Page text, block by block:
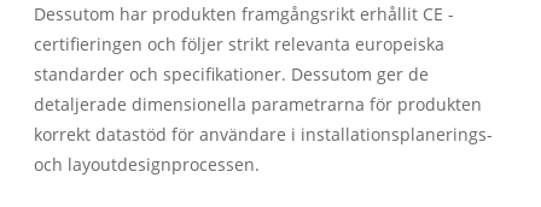
Dessutom har produkten framgångsrikt erhållit CE -
certifieringen och följer strikt relevanta europeiska
standarder och specifikationer. Dessutom ger de
detaljerade dimensionella parametrarna för produkten
korrekt datastöd för användare i installationsplanerings-
och layoutdesignprocessen.